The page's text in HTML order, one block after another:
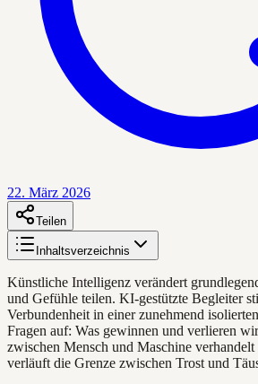
22. März 2026
Teilen
Inhaltsverzeichnis
Künstliche Intelligenz verändert
und Gefühle teilen. KI-gestützte Begleiter
Verbundenheit in einer zunehmend
Fragen auf: Was gewinnen und verlieren
zwischen Mensch und Maschine
verläuft die Grenze zwischen Trost und